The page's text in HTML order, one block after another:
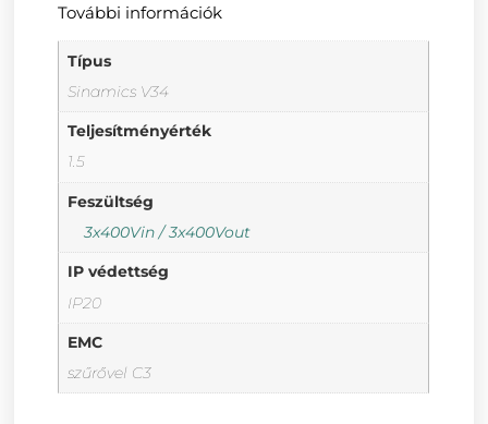
További információk
Típus
Sinamics V34
Teljesítményérték
1.5
Feszültség
3x400Vin / 3x400Vout
IP védettség
IP20
EMC
szűrővel C3